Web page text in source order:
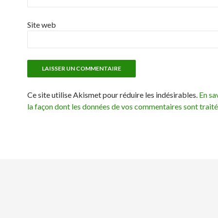
Site web
Ce site utilise Akismet pour réduire les indésirables. En
la façon dont les données de vos commentaires sont